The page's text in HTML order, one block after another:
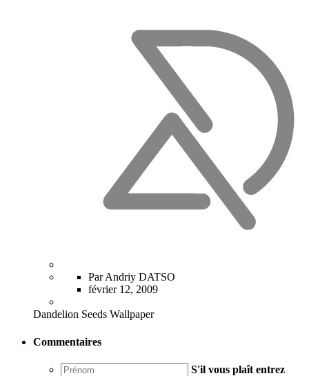
Par Andriy DATSO
février 12, 2009
Dandelion Seeds Wallpaper
Commentaires
S'il vous plaît entrez